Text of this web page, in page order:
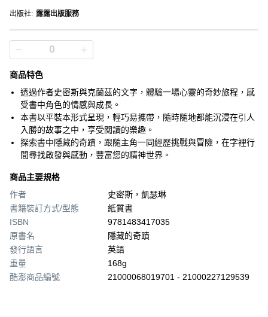
出版社: 露露出版服務
商品特色
透過作者史密斯與克蘭茲的文字，體驗一場心靈的奇妙旅程，感
受書中角色的情感與成長。
本書以平裝本形式呈現，輕巧易攜帶，隨時隨地都能沉浸在引人
入勝的故事之中，享受閱讀的樂趣。
探索書中隱藏的奇蹟，跟隨主角一同經歷挑戰與冒險，在字裡行
間尋找啟發與感動，豐富您的精神世界。
商品主要規格
作者
史密斯，凱瑟琳
書籍裝訂方式/型態
紙質書
ISBN
9781483417035
原書名
隱藏的奇蹟
發行語言
英語
重量
168g
酷澎商品編號
21000068019701 - 21000227129539